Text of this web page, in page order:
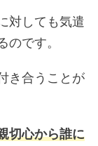
対しても気遣
です。
き合うことが
切心から誰に